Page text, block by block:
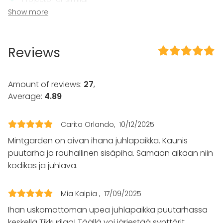
Microphone
Terrace
Dance floor
Garden
Equipment
Kitchen for customer
Stage
Whiteboard / Flip chart
Dinnerware
Event types
Wedding
Show more
Reviews
Amount of reviews: 27,
Average: 4.89
Carita Orlando 10/12/2025
Mintgarden on aivan ihana juhlapaikka. Kaunis
puutarha ja rauhallinen sisäpiha. Samaan aikaan niin
kodikas ja juhlava.
Mia Kaipia 17/09/2025
Ihan uskomattoman upea juhlapaikka puutarhassa